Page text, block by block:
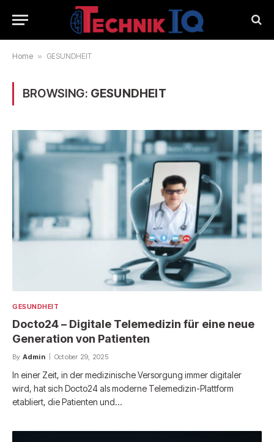
Home » GESUNDHEIT
BROWSING: GESUNDHEIT
GESUNDHEIT
Docto24 – Digitale Telemedizin für eine neue
Generation von Patienten
By Admin October 29, 2025
In einer Zeit, in der medizinische Versorgung immer digitaler
wird, hat sich Docto24 als moderne Telemedizin-Plattform
etabliert, die Patienten und…